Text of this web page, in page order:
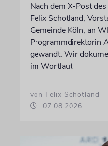
Nach dem X-Post
Felix Schotland,
Gemeinde Köln, an
Programmdirektorin
gewandt. Wir
im Wortlaut
von Felix Schotland
07.08.2026